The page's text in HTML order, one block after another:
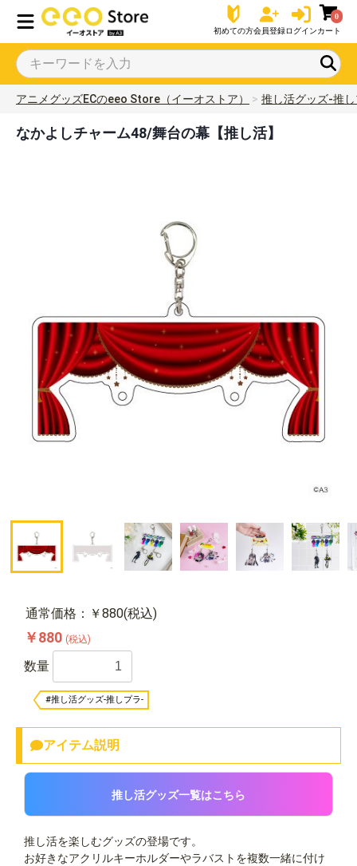
初めての方会員登録ログイン
0
カート
アニメグッズECのeeo Store（イーオストア） 推し活グッズ-推
なかよしチャーム48/舞台の幕【推し活】
通常価格：￥880(税込)
￥880 (税込)
数量
#推し活グッズ-推しプラ-
アイテム説明
推し活グッズ一覧はこちら
推し活を楽しむグッズの登場です。
お好きなアクリルキーホルダーやラバストを複数一緒に付け